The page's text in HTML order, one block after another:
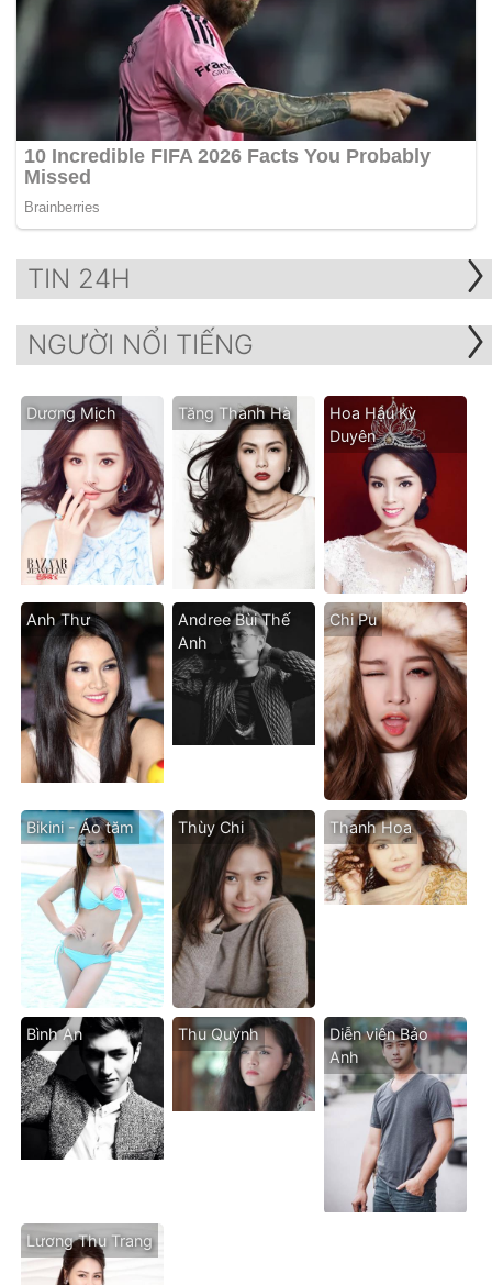
TIN 24H
NGƯỜI NỔI TIẾNG
Dương Mịch Tăng Thanh Hà
Hoa Hậu Kỳ
Duyên
Anh Thư
Andree Bùi Thế
Anh
Chi Pu
Bikini - Áo tăm Thùy Chi Thanh Hoa
Bình An Thu Quỳnh
Diễn viên Bảo
Anh
Lương Thu Trang